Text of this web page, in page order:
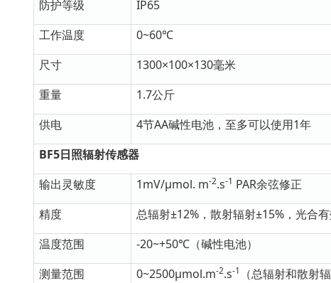
防护等级
IP65
工作温度
0~60℃
尺寸
1300×100×130毫米
重量
1.7公斤
供电
4节AA碱性电池，至多可以使用1年
BF5日照辐射传感器
输出灵敏度
1mV/μmol. m-2.s-1 PAR余弦修正
精度
总辐射±12%，散射辐射±15%，光合
温度范围
-20~+50℃（碱性电池）
测量范围
0~2500μmol.m-2.s-1
（总辐射和散射辐